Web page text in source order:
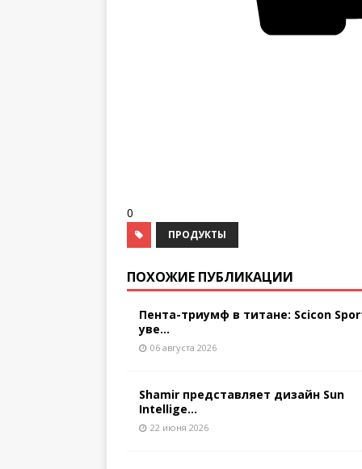
0
ПРОДУКТЫ
ПОХОЖИЕ ПУБЛИКАЦИИ
Пента-триумф в титане: Scicon
уве...
06 августа 2026
Shamir представляет дизайн Sun
Intellige...
22 июня 2026